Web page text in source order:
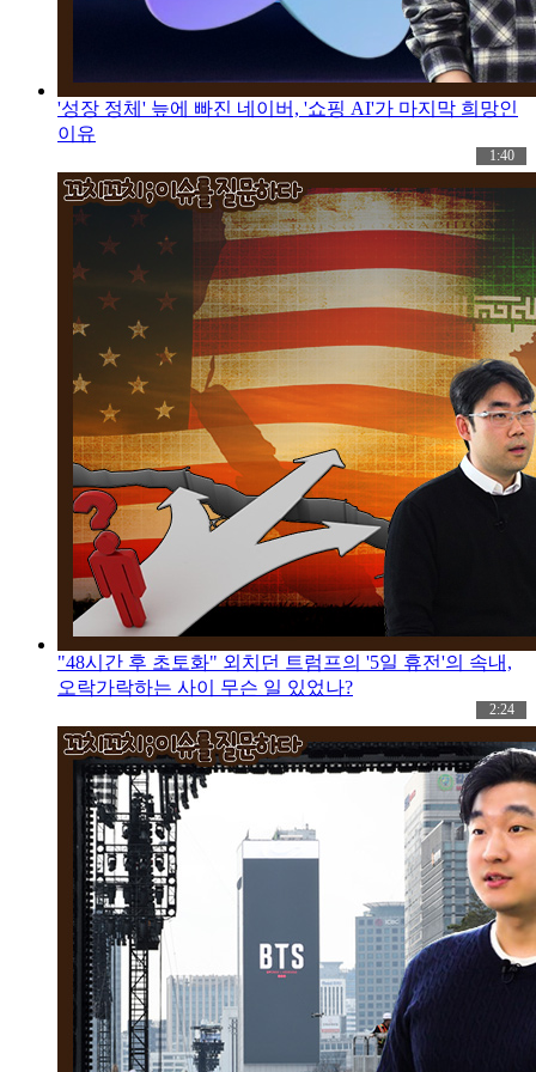
'성장 정체' 늪에 빠진 네이버, '쇼핑 AI'가 마지막 희망인
이유
1:40
"48시간 후 초토화" 외치던 트럼프의 '5일 휴전'의 속내,
오락가락하는 사이 무슨 일 있었나?
2:24